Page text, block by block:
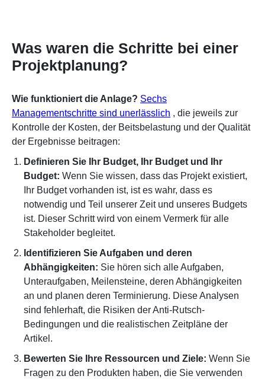
Was waren die Schritte bei einer
Projektplanung?
Wie funktioniert die Anlage? Sechs
Managementschritte sind unerlässlich , die jeweils zur
Kontrolle der Kosten, der Beitsbelastung und der Qualität
der Ergebnisse beitragen:
Definieren Sie Ihr Budget, Ihr Budget und Ihr
Budget: Wenn Sie wissen, dass das Projekt existiert,
Ihr Budget vorhanden ist, ist es wahr, dass es
notwendig und Teil unserer Zeit und unseres Budgets
ist. Dieser Schritt wird von einem Vermerk für alle
Stakeholder begleitet.
Identifizieren Sie Aufgaben und deren
Abhängigkeiten: Sie hören sich alle Aufgaben,
Unteraufgaben, Meilensteine, deren Abhängigkeiten
an und planen deren Terminierung. Diese Analysen
sind fehlerhaft, die Risiken der Anti-Rutsch-
Bedingungen und die realistischen Zeitpläne der
Artikel.
Bewerten Sie Ihre Ressourcen und Ziele: Wenn Sie
Fragen zu den Produkten haben, die Sie verwenden